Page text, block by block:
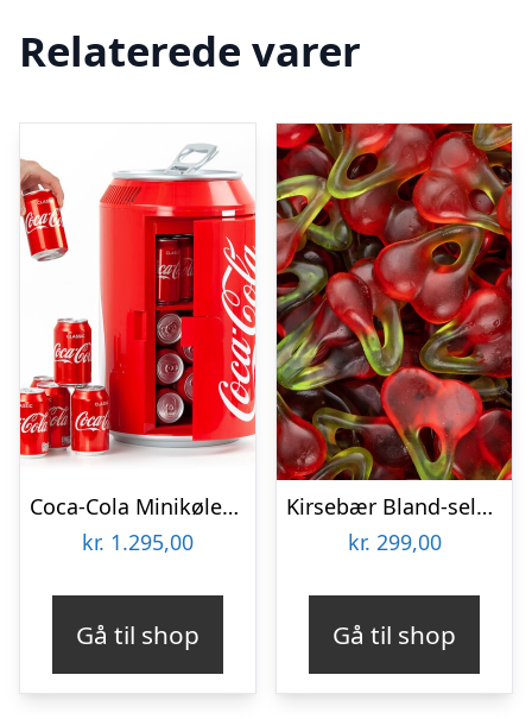
Relaterede varer
Coca-Cola Minikøleskab
kr. 1.295,00
Gå til shop
Kirsebær Bland-selv slik i kasser 2,4 kg
kr. 299,00
Gå til shop